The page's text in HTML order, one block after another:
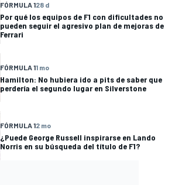
FÓRMULA 128 d
Por qué los equipos de F1 con dificultades no
pueden seguir el agresivo plan de mejoras de
Ferrari
FÓRMULA 11 mo
Hamilton: No hubiera ido a pits de saber que
perdería el segundo lugar en Silverstone
FÓRMULA 12 mo
¿Puede George Russell inspirarse en Lando
Norris en su búsqueda del título de F1?